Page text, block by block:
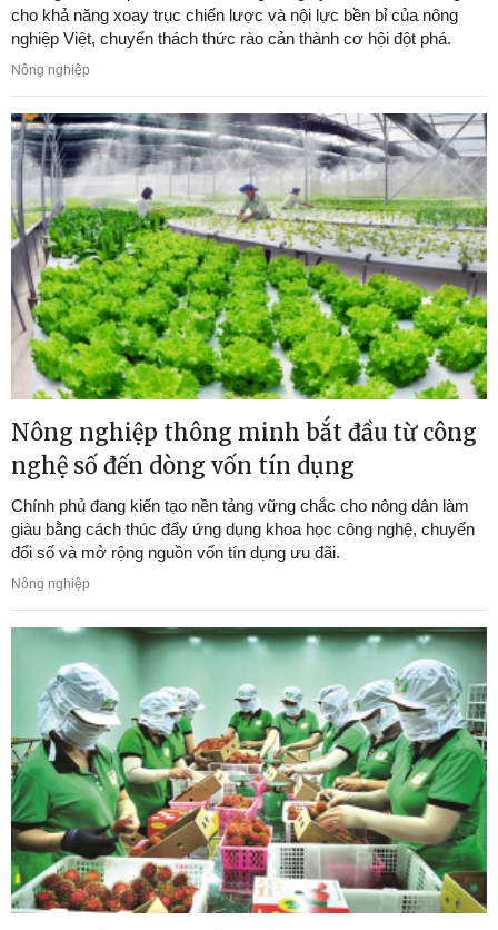
cho khả năng xoay trục chiến lược và nội lực bền bỉ của nông
nghiệp Việt, chuyển thách thức rào cản thành cơ hội đột phá.
Nông nghiệp
Nông nghiệp thông minh bắt đầu từ công
nghệ số đến dòng vốn tín dụng
Chính phủ đang kiến tạo nền tảng vững chắc cho nông dân làm
giàu bằng cách thúc đẩy ứng dụng khoa học công nghệ, chuyển
đổi số và mở rộng nguồn vốn tín dụng ưu đãi.
Nông nghiệp